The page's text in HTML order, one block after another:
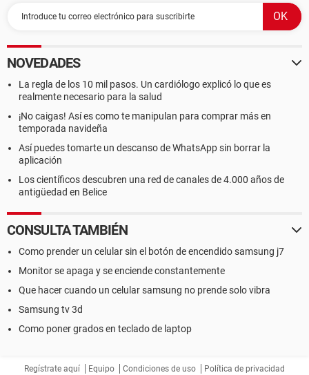
NOVEDADES
La regla de los 10 mil pasos. Un cardiólogo explicó lo que es
realmente necesario para la salud
¡No caigas! Así es como te manipulan para comprar más en
temporada navideña
Así puedes tomarte un descanso de WhatsApp sin borrar la
aplicación
Los científicos descubren una red de canales de 4.000 años de
antigüedad en Belice
CONSULTA TAMBIÉN
Como prender un celular sin el botón de encendido samsung j7
Monitor se apaga y se enciende constantemente
Que hacer cuando un celular samsung no prende solo vibra
Samsung tv 3d
Como poner grados en teclado de laptop
Regístrate aquí Equipo Condiciones de uso Política de privacidad